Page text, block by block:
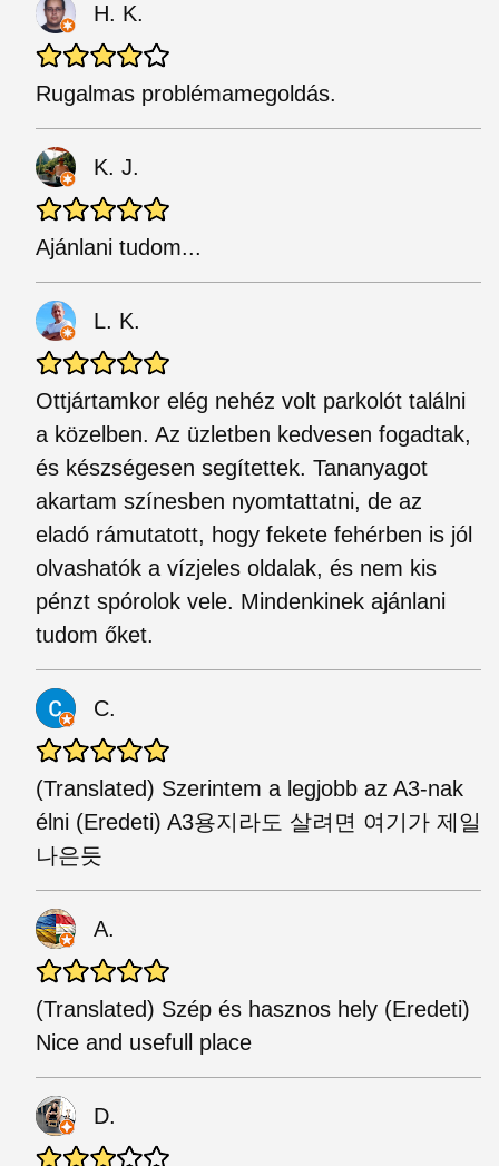
H. K.
Rugalmas problémamegoldás.
K. J.
Ajánlani tudom...
L. K.
Ottjártamkor elég nehéz volt parkolót találni
a közelben. Az üzletben kedvesen fogadtak,
és készségesen segítettek. Tananyagot
akartam színesben nyomtattatni, de az
eladó rámutatott, hogy fekete fehérben is jól
olvashatók a vízjeles oldalak, és nem kis
pénzt spórolok vele. Mindenkinek ajánlani
tudom őket.
C.
(Translated) Szerintem a legjobb az A3-nak
élni (Eredeti) A3용지라도 살려면 여기가 제일
나은듯
A.
(Translated) Szép és hasznos hely (Eredeti)
Nice and usefull place
D.